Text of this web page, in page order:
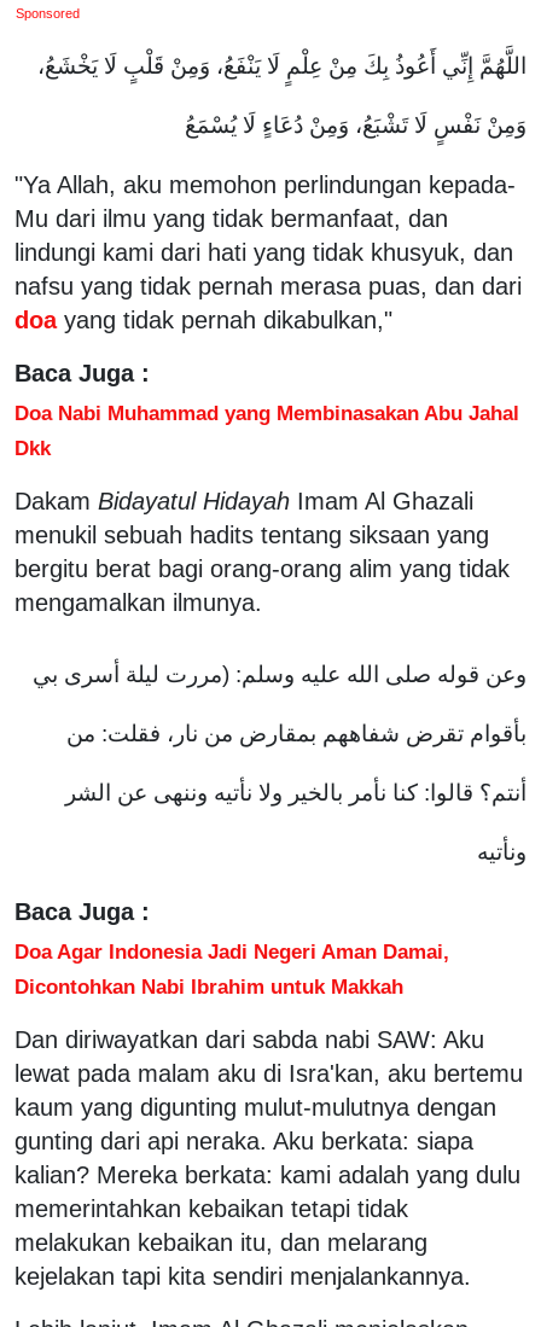
Sponsored
اللَّهُمَّ إِنِّي أَعُوذُ بِكَ مِنْ عِلْمٍ لَا يَنْفَعُ، وَمِنْ قَلْبٍ لَا يَخْشَعُ،
وَمِنْ نَفْسٍ لَا تَشْبَعُ، وَمِنْ دُعَاءٍ لَا يُسْمَعُ
"Ya Allah, aku memohon perlindungan kepada-
Mu dari ilmu yang tidak bermanfaat, dan
lindungi kami dari hati yang tidak khusyuk, dan
nafsu yang tidak pernah merasa puas, dan dari
doa yang tidak pernah dikabulkan,"
Baca Juga :
Doa Nabi Muhammad yang Membinasakan Abu Jahal
Dkk
Dakam Bidayatul Hidayah Imam Al Ghazali
menukil sebuah hadits tentang siksaan yang
bergitu berat bagi orang-orang alim yang tidak
mengamalkan ilmunya.
وعن قوله صلى الله عليه وسلم: (مررت ليلة أسرى بي
بأقوام تقرض شفاههم بمقارض من نار، فقلت: من
أنتم؟ قالوا: كنا نأمر بالخير ولا نأتيه وننهى عن الشر
ونأتيه
Baca Juga :
Doa Agar Indonesia Jadi Negeri Aman Damai,
Dicontohkan Nabi Ibrahim untuk Makkah
Dan diriwayatkan dari sabda nabi SAW: Aku
lewat pada malam aku di Isra'kan, aku bertemu
kaum yang digunting mulut-mulutnya dengan
gunting dari api neraka. Aku berkata: siapa
kalian? Mereka berkata: kami adalah yang dulu
memerintahkan kebaikan tetapi tidak
melakukan kebaikan itu, dan melarang
kejelakan tapi kita sendiri menjalankannya.